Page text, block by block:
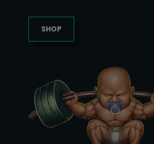
SHOP